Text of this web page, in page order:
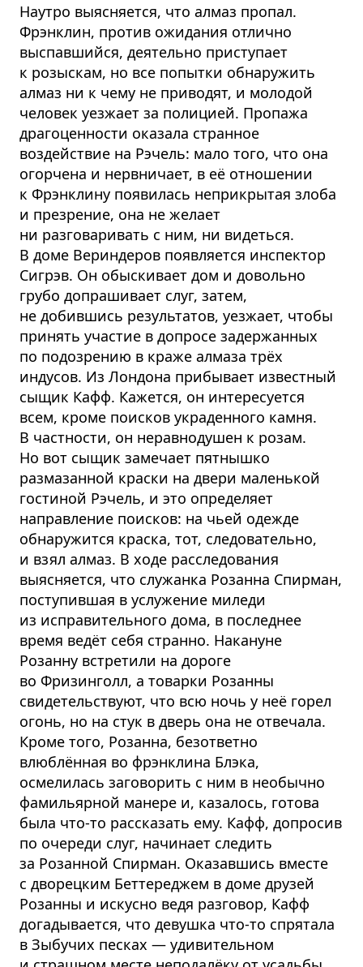
Наутро выясняется, что алмаз пропал.
Фрэнклин, против ожидания отлично
выспавшийся, деятельно приступает
к розыскам, но все попытки обнаружить
алмаз ни к чему не приводят, и молодой
человек уезжает за полицией. Пропажа
драгоценности оказала странное
воздействие на Рэчель: мало того, что она
огорчена и нервничает, в её отношении
к Фрэнклину появилась неприкрытая злоба
и презрение, она не желает
ни разговаривать с ним, ни видеться.
В доме Вериндеров появляется инспектор
Сигрэв. Он обыскивает дом и довольно
грубо допрашивает слуг, затем,
не добившись результатов, уезжает, чтобы
принять участие в допросе задержанных
по подозрению в краже алмаза трёх
индусов. Из Лондона прибывает известный
сыщик Кафф. Кажется, он интересуется
всем, кроме поисков украденного камня.
В частности, он неравнодушен к розам.
Но вот сыщик замечает пятнышко
размазанной краски на двери маленькой
гостиной Рэчель, и это определяет
направление поисков: на чьей одежде
обнаружится краска, тот, следовательно,
и взял алмаз. В ходе расследования
выясняется, что служанка Розанна Спирман,
поступившая в услужение миледи
из исправительного дома, в последнее
время ведёт себя странно. Накануне
Розанну встретили на дороге
во Фризинголл, а товарки Розанны
свидетельствуют, что всю ночь у неё горел
огонь, но на стук в дверь она не отвечала.
Кроме того, Розанна, безответно
влюблённая во фрэнклина Блэка,
осмелилась заговорить с ним в необычно
фамильярной манере и, казалось, готова
была что-то рассказать ему. Кафф, допросив
по очереди слуг, начинает следить
за Розанной Спирман. Оказавшись вместе
с дворецким Беттереджем в доме друзей
Розанны и искусно ведя разговор, Кафф
догадывается, что девушка что-то спрятала
в Зыбучих песках — удивительном